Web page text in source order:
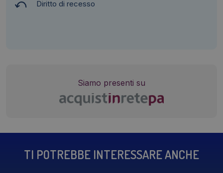
Diritto di recesso
Siamo presenti su
TI POTREBBE INTERESSARE ANCHE